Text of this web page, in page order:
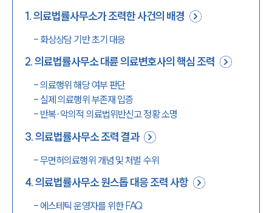
1.의료법률사무소가 조력한 사건의 배경
- 화상상담 기반 초기 대응
2.의료법률사무소 대륜 의료변호사의 핵심 조력
-의료행위 해당 여부 판단
-실제 의료행위 부존재 입증
- 반복·악의적 의료법위반신고 정황 소명
3.의료법률사무소 조력 결과
-무면허의료행위 개념 및 처벌 수위
4.의료법률사무소 원스톱 대응 조력 사항
- 에스테틱 운영자를 위한 FAQ